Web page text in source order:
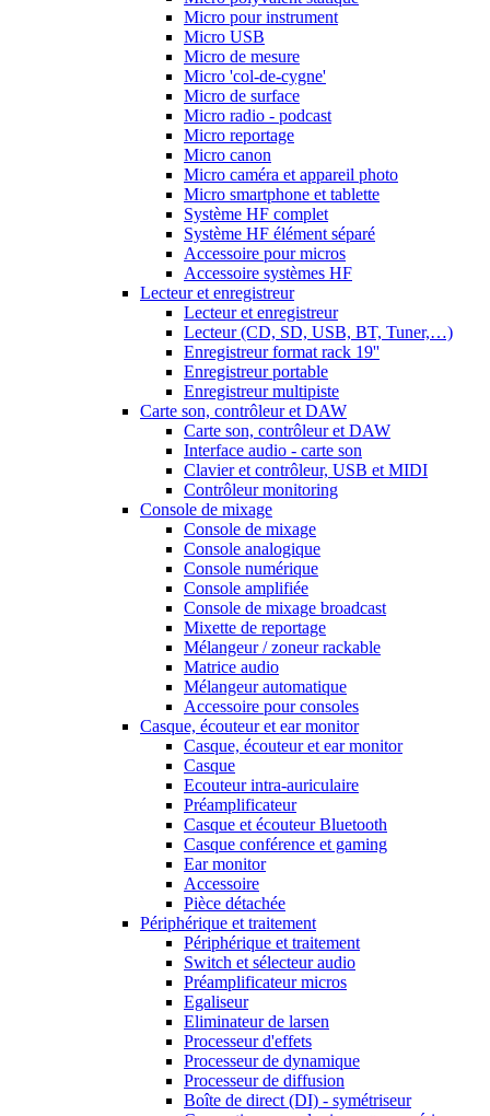
Micro pour instrument
Micro USB
Micro de mesure
Micro 'col-de-cygne'
Micro de surface
Micro radio - podcast
Micro reportage
Micro canon
Micro caméra et appareil photo
Micro smartphone et tablette
Système HF complet
Système HF élément séparé
Accessoire pour micros
Accessoire systèmes HF
Lecteur et enregistreur
Lecteur et enregistreur
Lecteur (CD, SD, USB, BT, Tuner,…)
Enregistreur format rack 19''
Enregistreur portable
Enregistreur multipiste
Carte son, contrôleur et DAW
Carte son, contrôleur et DAW
Interface audio - carte son
Clavier et contrôleur, USB et MIDI
Contrôleur monitoring
Console de mixage
Console de mixage
Console analogique
Console numérique
Console amplifiée
Console de mixage broadcast
Mixette de reportage
Mélangeur / zoneur rackable
Matrice audio
Mélangeur automatique
Accessoire pour consoles
Casque, écouteur et ear monitor
Casque, écouteur et ear monitor
Casque
Ecouteur intra-auriculaire
Préamplificateur
Casque et écouteur Bluetooth
Casque conférence et gaming
Ear monitor
Accessoire
Pièce détachée
Périphérique et traitement
Périphérique et traitement
Switch et sélecteur audio
Préamplificateur micros
Egaliseur
Eliminateur de larsen
Processeur d'effets
Processeur de dynamique
Processeur de diffusion
Boîte de direct (DI) - symétriseur